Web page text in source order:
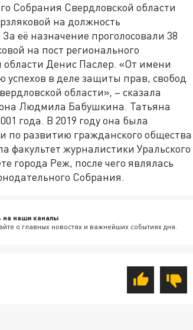
Собрания Свердловской области
на должность
её назначение проголосовали 38
на пост регионального
Денис Паслер. «От имени
успехов в деле защиты прав, свобод
области», – сказала
Людмила Бабушкина. Татьяна
года. В 2019 году она была
по развитию гражданского общества
факультет журналистики Уральского
города Реж, после чего являлась
Собрания.
на наши каналы
о главных новостях и важнейших событиях дня.